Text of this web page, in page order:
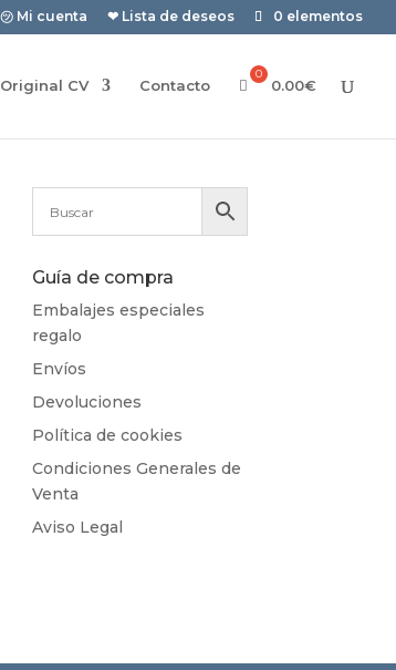
㋡ Mi cuenta ❤ Lista de deseos 0 elementos
Original CV Contacto 0.00€
Guía de compra
Embalajes especiales
regalo
Envíos
Devoluciones
Política de cookies
Condiciones Generales de
Venta
Aviso Legal